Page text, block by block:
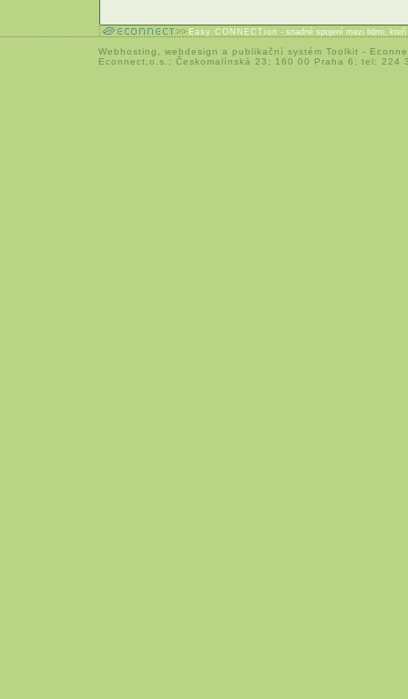
Easy CONNECTion - snadné spojení mezi lidmi,
Webhosting webdesign a publikační systém Toolkit -
Econnect,o.s.; Českomalínská 23; 160 00 Praha 6; tel: 224